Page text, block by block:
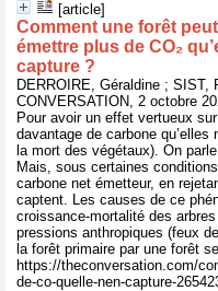
[article]
Comment une forêt
émettre plus de CO₂
capture ?
DERROIRE, Géraldine ;
CONVERSATION, 2 octobre
Pour avoir un effet vertueux
davantage de carbone
la mort des végétaux). On
Mais, sous certaines
carbone net émetteur, en
captent. Les causes de ce
croissance-mortalité des
pressions anthropiques (feux
la forêt primaire par une forêt
https://theconversation.com/
de-co-quelle-nen-capture-